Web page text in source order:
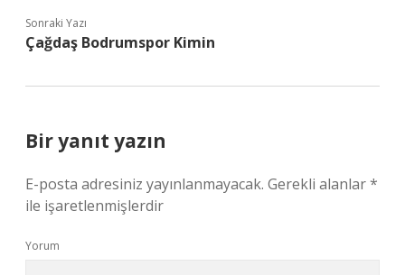
Sonraki Yazı
Çağdaş Bodrumspor Kimin
Bir yanıt yazın
E-posta adresiniz yayınlanmayacak. Gerekli alanlar*
ile işaretlenmişlerdir
Yorum